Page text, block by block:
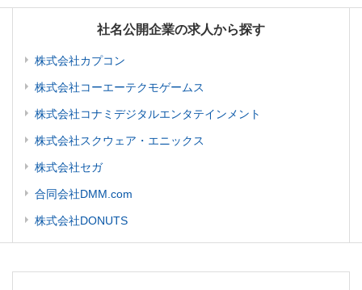
社名公開企業の求人から探す
株式会社カプコン
株式会社コーエーテクモゲームス
株式会社コナミデジタルエンタテインメント
株式会社スクウェア・エニックス
株式会社セガ
合同会社DMM.com
株式会社DONUTS